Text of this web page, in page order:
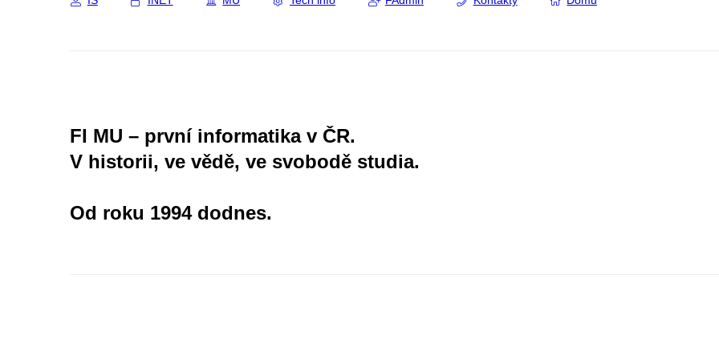
FI MU – první informatika v ČR.
V historii, ve vědě, ve svobodě studia.
Od roku 1994 dodnes.